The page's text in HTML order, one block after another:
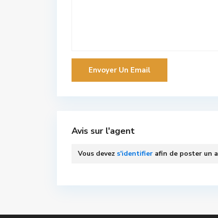
Avis sur l'agent
Vous devez s'identifier afin de poster un